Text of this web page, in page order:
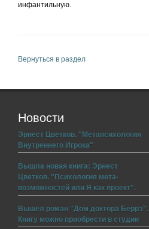
инфантильную.
Вернуться в раздел
Новости
Эрнест Цветков. "Метапсихология
Внутреннего Игрока"
Вышла новая книга: Эрнест
Цветков. "Психология мета-
возможностей или Я как проект".
Вышел роман "Дом доктора Беррэ".
Книгу можно приобрести в студии